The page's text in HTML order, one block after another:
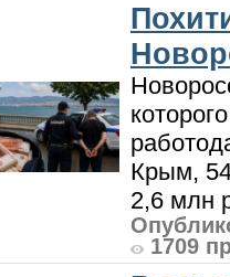
Крым,
2,6 млн
1709